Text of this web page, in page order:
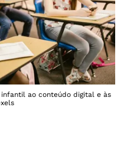
ao conteúdo digital e às